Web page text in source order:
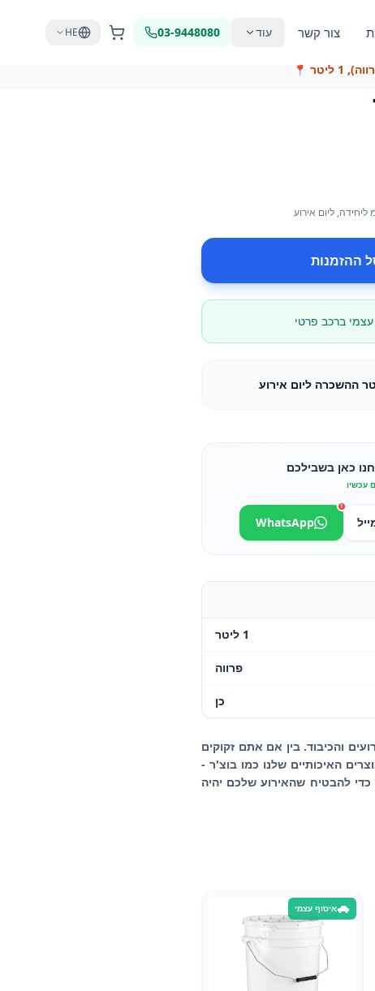
03-9448080
HE צור קשר עוד
1 ליטר 📍
ליחידה, ליום אירוע
ההזמנות
עצמי ברכב פרטי
כאן בשבילכם
עכשיו
WhatsApp
1
1 ליטר
פרווה
כן
והכיבוד. בין אם אתם זקוקים
האיכותיים שלנו כמו בוצ'ר -
להבטיח שהאירוע שלכם יהיה
איסוף עצמי